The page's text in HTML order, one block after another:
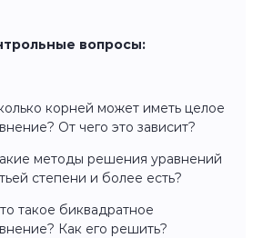
вопросы:
корней может иметь целое
От чего это зависит?
методы решения уравнений
степени и более есть?
такое биквадратное
Как его решить?